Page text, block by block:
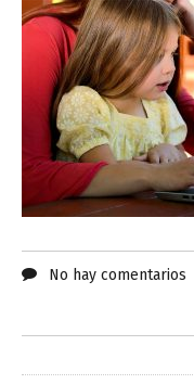
No hay comentarios